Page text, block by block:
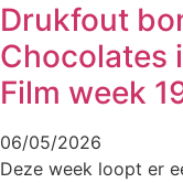
Drukfout
Chocolates
Film week
06/05/2026
Deze week loopt er